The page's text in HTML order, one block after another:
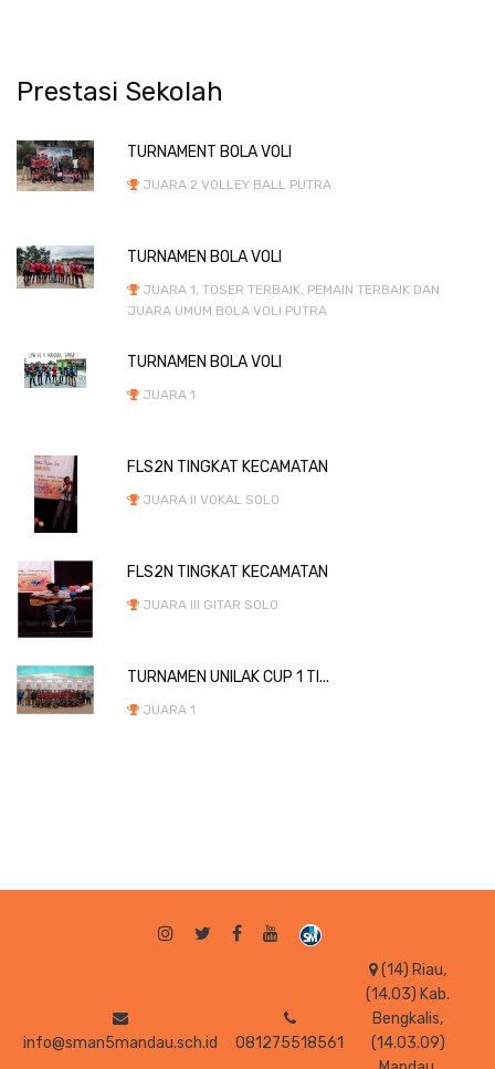
Prestasi Sekolah
TURNAMENT BOLA VOLI
JUARA 2 VOLLEY BALL PUTRA
TURNAMEN BOLA VOLI
JUARA 1, TOSER TERBAIK, PEMAIN TERBAIK DAN
JUARA UMUM BOLA VOLI PUTRA
TURNAMEN BOLA VOLI
JUARA 1
FLS2N TINGKAT KECAMATAN
JUARA II VOKAL SOLO
FLS2N TINGKAT KECAMATAN
JUARA III GITAR SOLO
TURNAMEN UNILAK CUP 1 TI...
JUARA 1
info@sman5mandau.sch.id 081275518561
(14) Riau,
(14.03) Kab.
Bengkalis,
(14.03.09)